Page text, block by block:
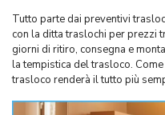
Tutto parte dai preventivi
con la ditta traslochi per prezzi
giorni di ritiro, consegna e
la tempistica del trasloco.
trasloco renderà il tutto più